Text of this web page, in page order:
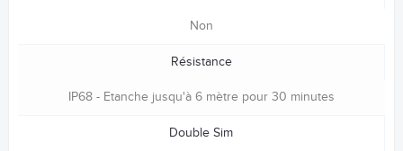
Non
Résistance
IP68 - Etanche jusqu'à 6 mètre pour 30 minutes
Double Sim